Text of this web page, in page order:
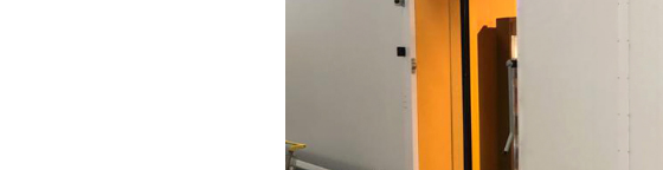
производства
Стеновые сэндвич-панели с PIR Premier
Кровельные сэндвич-панели с PIR Premier